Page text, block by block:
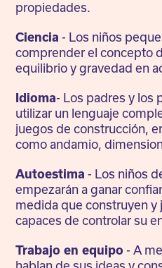
propiedades.
Ciencia - Los niños
comprender el concepto
equilibrio y gravedad en
Idioma- Los padres y los
utilizar un lenguaje
juegos de construcción,
como andamio,
Autoestima - Los niños
empezarán a ganar
medida que construyen y
capaces de controlar su
Trabajo en equipo - A